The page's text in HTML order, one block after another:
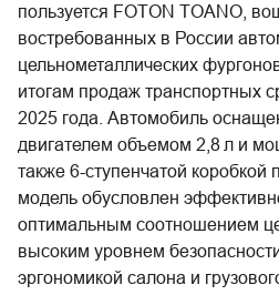
пользуется FOTON TOANO,
востребованных в России
цельнометаллических
итогам продаж транспортных
2025 года. Автомобиль
двигателем объемом 2,8 л и
также 6-ступенчатой коробкой
модель обусловлен
оптимальным соотношением
высоким уровнем
эргономикой салона и